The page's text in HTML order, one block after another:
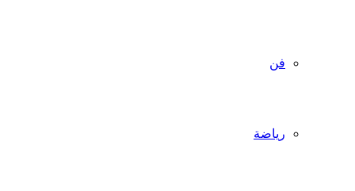
فن
رياضة